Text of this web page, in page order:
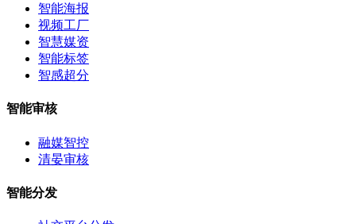
智能海报
视频工厂
智慧媒资
智能标签
智感超分
智能审核
融媒智控
清晏审核
智能分发